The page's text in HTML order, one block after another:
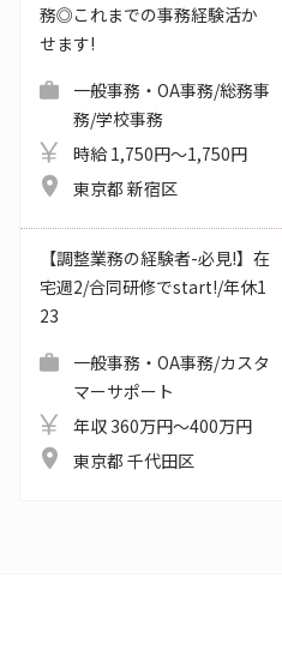
務◎これまでの事務経験活か
せます!
一般事務・OA事務/総務事
務/学校事務
時給 1,750円～1,750円
東京都 新宿区
【調整業務の経験者-必見!】在
宅週2/合同研修でstart!/年休1
23
一般事務・OA事務/カスタ
マーサポート
年収 360万円～400万円
東京都 千代田区